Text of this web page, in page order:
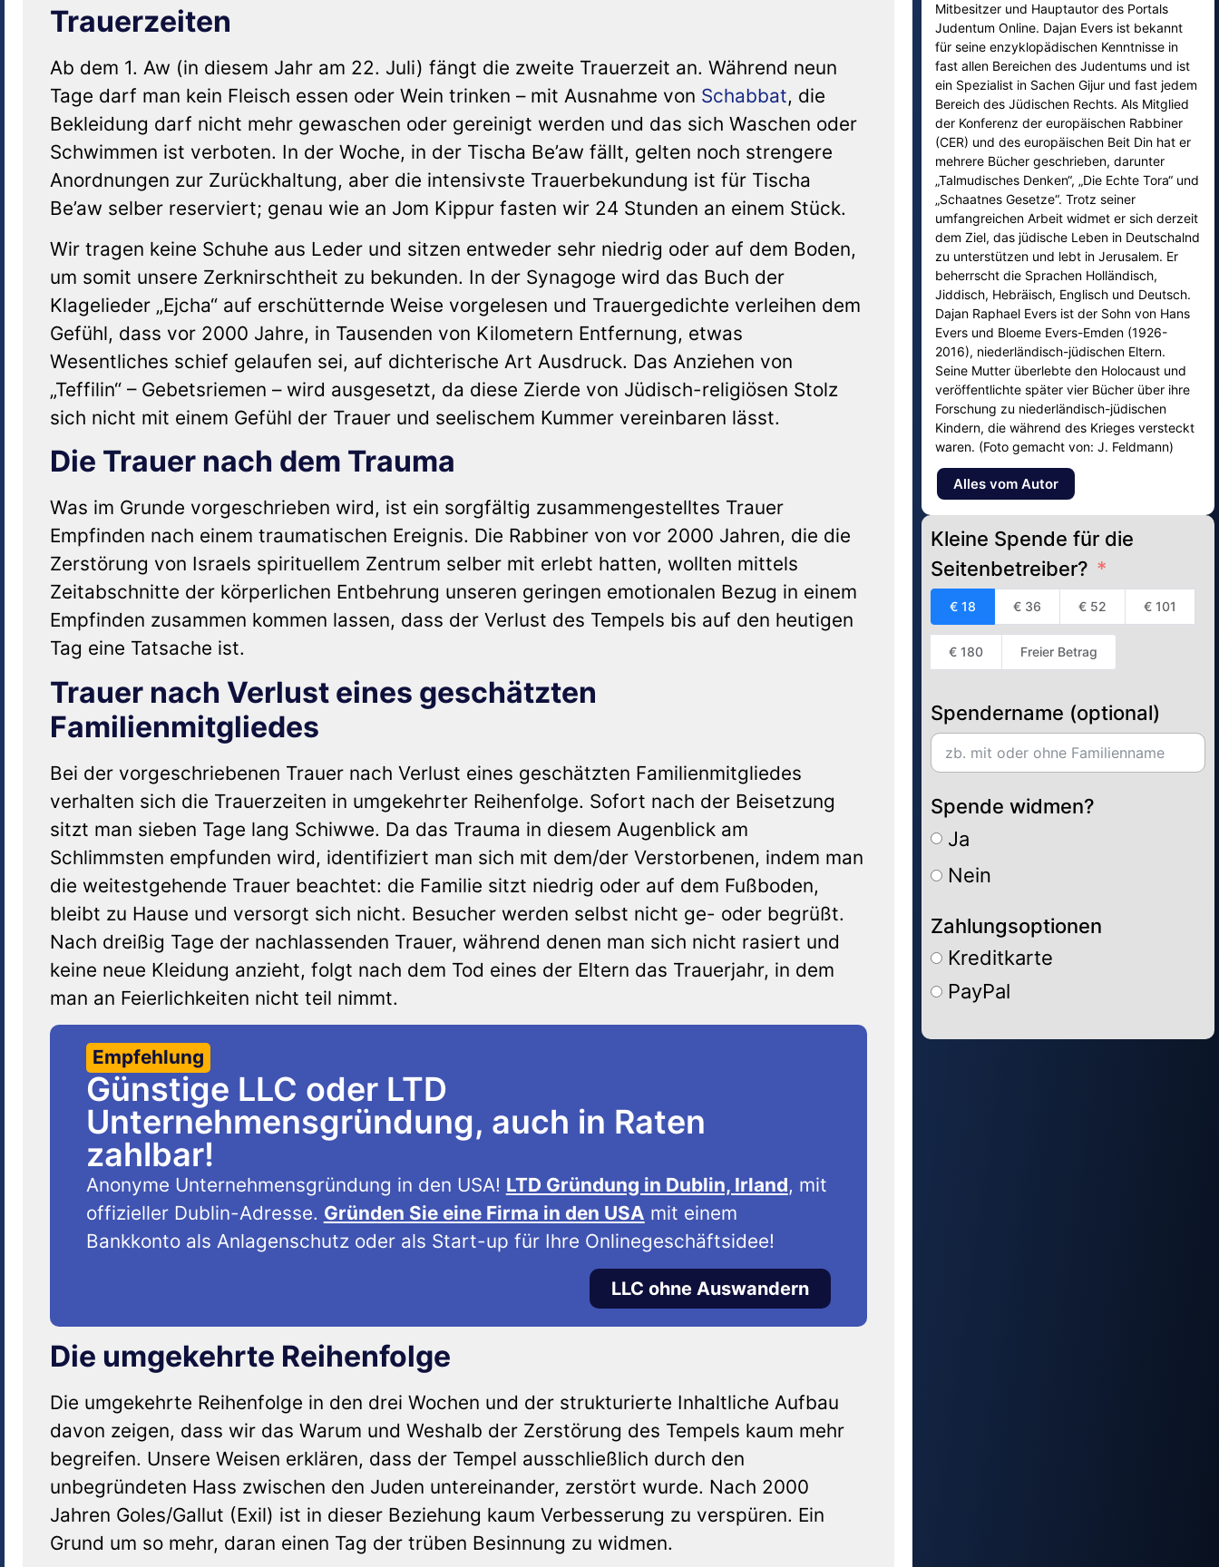
Trauerzeiten
Ab dem 1. Aw (in diesem Jahr am 22. Juli) fängt die zweite Trauerzeit an. Während neun
Tage darf man kein Fleisch essen oder Wein trinken – mit Ausnahme von Schabbat, die
Bekleidung darf nicht mehr gewaschen oder gereinigt werden und das sich Waschen oder
Schwimmen ist verboten. In der Woche, in der Tischa Be’aw fällt, gelten noch strengere
Anordnungen zur Zurückhaltung, aber die intensivste Trauerbekundung ist für Tischa
Be’aw selber reserviert; genau wie an Jom Kippur fasten wir 24 Stunden an einem Stück.
Wir tragen keine Schuhe aus Leder und sitzen entweder sehr niedrig oder auf dem Boden,
um somit unsere Zerknirschtheit zu bekunden. In der Synagoge wird das Buch der
Klagelieder „Ejcha“ auf erschütternde Weise vorgelesen und Trauergedichte verleihen dem
Gefühl, dass vor 2000 Jahre, in Tausenden von Kilometern Entfernung, etwas
Wesentliches schief gelaufen sei, auf dichterische Art Ausdruck. Das Anziehen von
„Teffilin“ – Gebetsriemen – wird ausgesetzt, da diese Zierde von Jüdisch-religiösen Stolz
sich nicht mit einem Gefühl der Trauer und seelischem Kummer vereinbaren lässt.
Die Trauer nach dem Trauma
Was im Grunde vorgeschrieben wird, ist ein sorgfältig zusammengestelltes Trauer
Empfinden nach einem traumatischen Ereignis. Die Rabbiner von vor 2000 Jahren, die die
Zerstörung von Israels spirituellem Zentrum selber mit erlebt hatten, wollten mittels
Zeitabschnitte der körperlichen Entbehrung unseren geringen emotionalen Bezug in einem
Empfinden zusammen kommen lassen, dass der Verlust des Tempels bis auf den heutigen
Tag eine Tatsache ist.
Trauer nach Verlust eines geschätzten
Familienmitgliedes
Bei der vorgeschriebenen Trauer nach Verlust eines geschätzten Familienmitgliedes
verhalten sich die Trauerzeiten in umgekehrter Reihenfolge. Sofort nach der Beisetzung
sitzt man sieben Tage lang Schiwwe. Da das Trauma in diesem Augenblick am
Schlimmsten empfunden wird, identifiziert man sich mit dem/der Verstorbenen, indem man
die weitestgehende Trauer beachtet: die Familie sitzt niedrig oder auf dem Fußboden,
bleibt zu Hause und versorgt sich nicht. Besucher werden selbst nicht ge- oder begrüßt.
Nach dreißig Tage der nachlassenden Trauer, während denen man sich nicht rasiert und
keine neue Kleidung anzieht, folgt nach dem Tod eines der Eltern das Trauerjahr, in dem
man an Feierlichkeiten nicht teil nimmt.
Empfehlung
Günstige LLC oder LTD
Unternehmensgründung, auch in Raten
zahlbar!
Anonyme Unternehmensgründung in den USA! LTD Gründung in Dublin, Irland, mit
offizieller Dublin-Adresse. Gründen Sie eine Firma in den USA mit einem
Bankkonto als Anlagenschutz oder als Start-up für Ihre Onlinegeschäftsidee!
LLC ohne Auswandern
Die umgekehrte Reihenfolge
Die umgekehrte Reihenfolge in den drei Wochen und der strukturierte Inhaltliche Aufbau
davon zeigen, dass wir das Warum und Weshalb der Zerstörung des Tempels kaum mehr
begreifen. Unsere Weisen erklären, dass der Tempel ausschließlich durch den
unbegründeten Hass zwischen den Juden untereinander, zerstört wurde. Nach 2000
Jahren Goles/Gallut (Exil) ist in dieser Beziehung kaum Verbesserung zu verspüren. Ein
Grund um so mehr, daran einen Tag der trüben Besinnung zu widmen.
Mitbesitzer und Hauptautor des Portals
Judentum Online. Dajan Evers ist bekannt
für seine enzyklopädischen Kenntnisse in
fast allen Bereichen des Judentums und ist
ein Spezialist in Sachen Gijur und fast jedem
Bereich des Jüdischen Rechts. Als Mitglied
der Konferenz der europäischen Rabbiner
(CER) und des europäischen Beit Din hat er
mehrere Bücher geschrieben, darunter
„Talmudisches Denken“, „Die Echte Tora“ und
„Schaatnes Gesetze“. Trotz seiner
umfangreichen Arbeit widmet er sich derzeit
dem Ziel, das jüdische Leben in Deutschalnd
zu unterstützen und lebt in Jerusalem. Er
beherrscht die Sprachen Holländisch,
Jiddisch, Hebräisch, Englisch und Deutsch.
Dajan Raphael Evers ist der Sohn von Hans
Evers und Bloeme Evers-Emden (1926-
2016), niederländisch-jüdischen Eltern.
Seine Mutter überlebte den Holocaust und
veröffentlichte später vier Bücher über ihre
Forschung zu niederländisch-jüdischen
Kindern, die während des Krieges versteckt
waren. (Foto gemacht von: J. Feldmann)
Alles vom Autor
Kleine Spende für die
Seitenbetreiber?
€ 18 € 36 € 52 € 101
€ 180 Freier Betrag
Spendername (optional)
Spende widmen?
Ja
Nein
Zahlungsoptionen
Kreditkarte
PayPal
Alternative: